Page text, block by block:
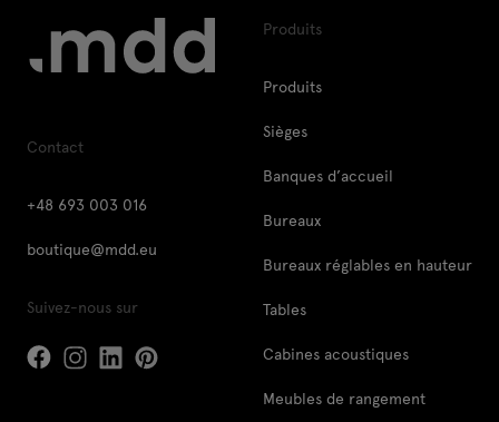
Contact
+48 693 003 016
boutique@mdd.eu
Suivez-nous sur
Produits
Produits
Sièges
Banques d’accueil
Bureaux
Bureaux réglables en hauteur
Tables
Cabines acoustiques
Meubles de rangement